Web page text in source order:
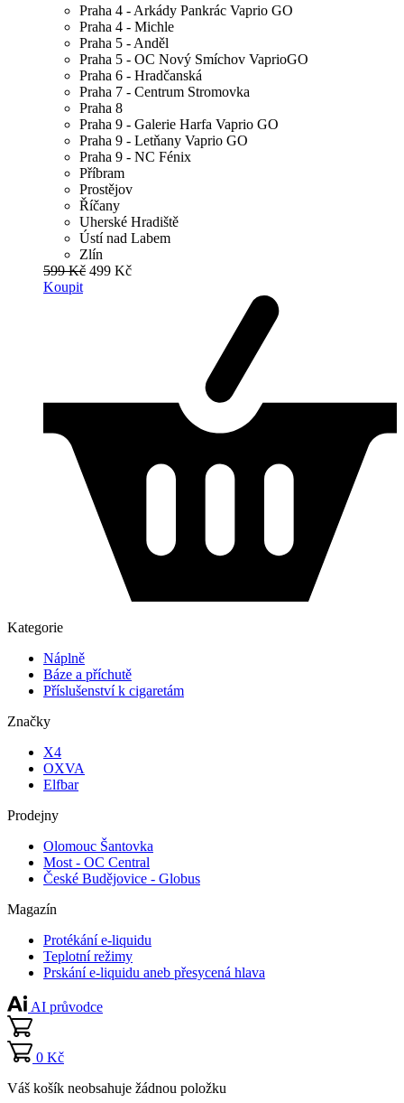
Praha 4 - Arkády Pankrác Vaprio GO
Praha 4 - Michle
Praha 5 - Anděl
Praha 5 - OC Nový Smíchov VaprioGO
Praha 6 - Hradčanská
Praha 7 - Centrum Stromovka
Praha 8
Praha 9 - Galerie Harfa Vaprio GO
Praha 9 - Letňany Vaprio GO
Praha 9 - NC Fénix
Příbram
Prostějov
Říčany
Uherské Hradiště
Ústí nad Labem
Zlín
599 Kč 499 Kč
Koupit
Kategorie
Náplně
Báze a příchutě
Příslušenství k cigaretám
Značky
X4
OXVA
Elfbar
Prodejny
Olomouc Šantovka
Most - OC Central
České Budějovice - Globus
Magazín
Protékání e-liquidu
Teplotní režimy
Prskání e-liquidu aneb přesycená hlava
AI průvodce
0 Kč
Váš košík neobsahuje žádnou položku